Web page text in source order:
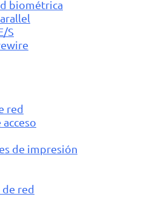
biométrica
S
red
de impresión
de red